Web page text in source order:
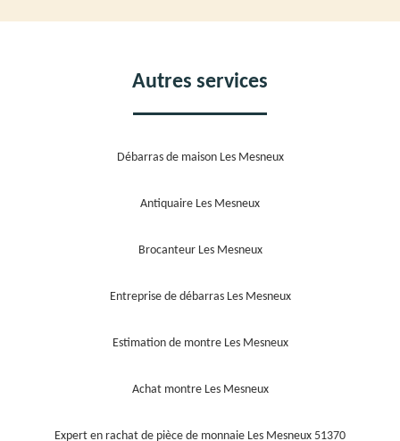
Autres services
Débarras de maison Les Mesneux
Antiquaire Les Mesneux
Brocanteur Les Mesneux
Entreprise de débarras Les Mesneux
Estimation de montre Les Mesneux
Achat montre Les Mesneux
Expert en rachat de pièce de monnaie Les Mesneux 51370